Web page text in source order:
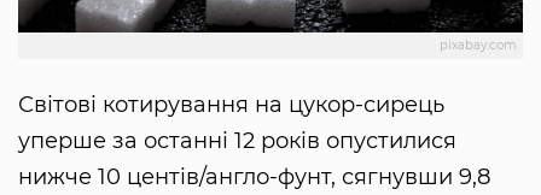
pixabay.com
Світові котирування на цукор-сирець
уперше за останні 12 років опустилися
нижче 10 центів/англо-фунт, сягнувши 9,8